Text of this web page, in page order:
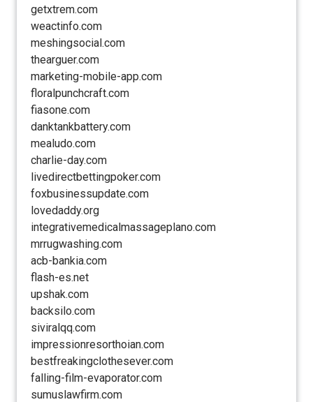
getxtrem.com
weactinfo.com
meshingsocial.com
thearguer.com
marketing-mobile-app.com
floralpunchcraft.com
fiasone.com
danktankbattery.com
mealudo.com
charlie-day.com
livedirectbettingpoker.com
foxbusinessupdate.com
lovedaddy.org
integrativemedicalmassageplano.com
mrrugwashing.com
acb-bankia.com
flash-es.net
upshak.com
backsilo.com
siviralqq.com
impressionresorthoian.com
bestfreakingclothesever.com
falling-film-evaporator.com
sumuslawfirm.com